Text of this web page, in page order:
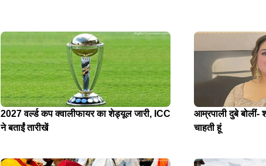
2027 वर्ल्ड कप क्वालीफायर का शेड्यूल जारी, ICC
ने बताईं तारीखें
आम्रपाली दुबे बोलीं-
चाहती हूं